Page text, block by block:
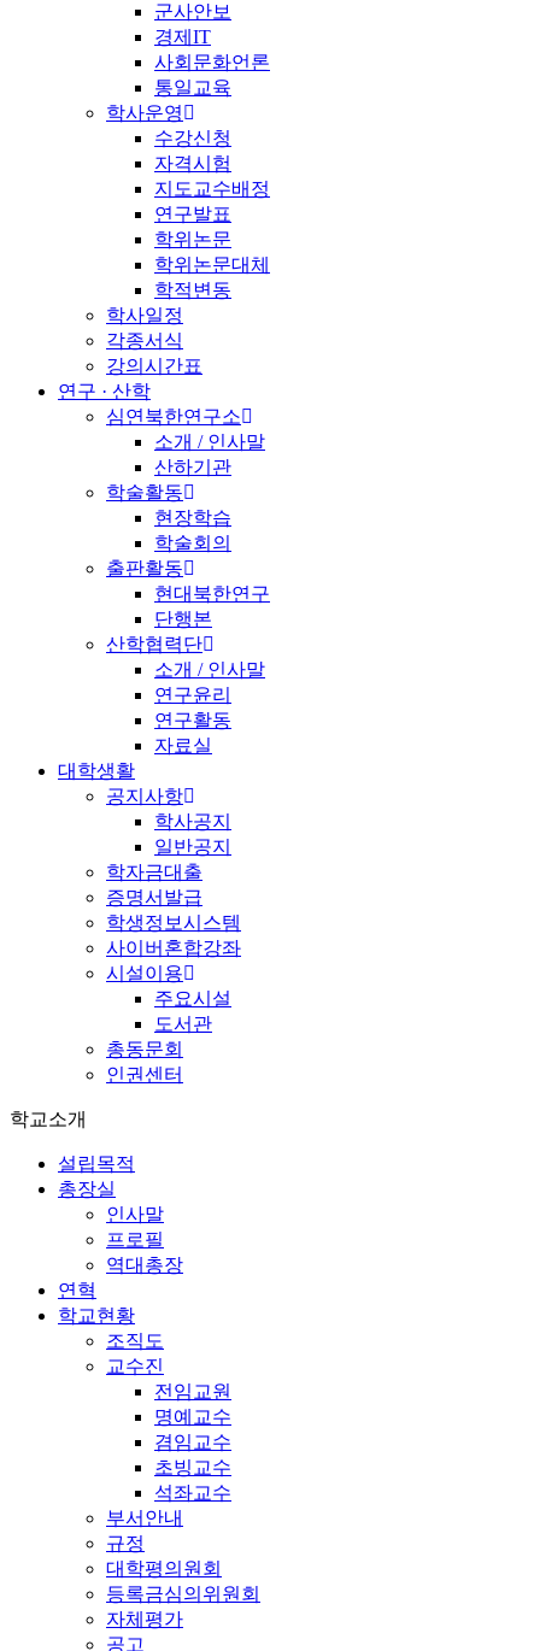
군사안보
경제IT
사회문화언론
통일교육
학사운영
수강신청
자격시험
지도교수배정
연구발표
학위논문
학위논문대체
학적변동
학사일정
각종서식
강의시간표
연구 · 산학
심연북한연구소
소개 / 인사말
산하기관
학술활동
현장학습
학술회의
출판활동
현대북한연구
단행본
산학협력단
소개 / 인사말
연구윤리
연구활동
자료실
대학생활
공지사항
학사공지
일반공지
학자금대출
증명서발급
학생정보시스템
사이버혼합강좌
시설이용
주요시설
도서관
총동문회
인권센터
학교소개
설립목적
총장실
인사말
프로필
역대총장
연혁
학교현황
조직도
교수진
전임교원
명예교수
겸임교수
초빙교수
석좌교수
부서안내
규정
대학평의원회
등록금심의위원회
자체평가
공고